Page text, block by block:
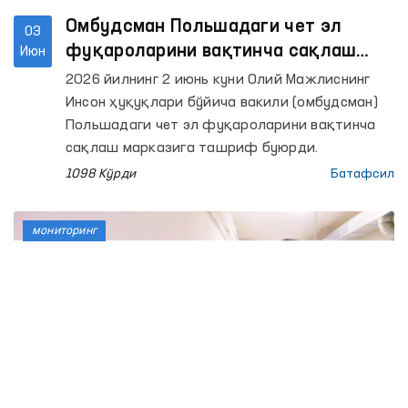
03
Июн
Омбудсман Польшадаги чет эл
фуқароларини вақтинча сақлаш
марказида фуқароларимиз билан
кўришиб, шароитлар билан танишди
2026 йилнинг 2 июнь куни Олий Мажлиснинг
Инсон ҳуқуқлари бўйича вакили (омбудсман)
Польшадаги чет эл фуқароларини вақтинча
сақлаш марказига ташриф буюрди.
1098 Кўрди Батафсил
мониторинг